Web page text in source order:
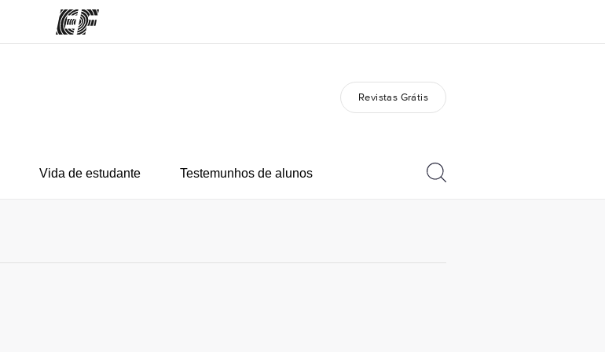
Carreiras
Revistas Grátis
Vida de estudante Testemunhos de alunos